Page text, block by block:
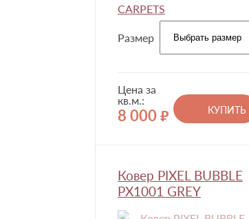
CARPETS
Размер
Цена за
кв.м.:
8 000 руб.
КУПИТЬ
Ковер PIXEL BUBBLE
PX1001 GREY